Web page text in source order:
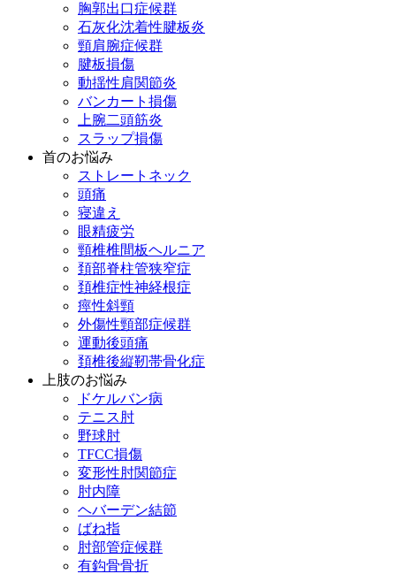
胸郭出口症候群
石灰化沈着性腱板炎
頸肩腕症候群
腱板損傷
動揺性肩関節炎
バンカート損傷
上腕二頭筋炎
スラップ損傷
首のお悩み
ストレートネック
頭痛
寝違え
眼精疲労
頸椎椎間板ヘルニア
頚部脊柱管狭窄症
頚椎症性神経根症
痙性斜頸
外傷性頸部症候群
運動後頭痛
頚椎後縦靭帯骨化症
上肢のお悩み
ドケルバン病
テニス肘
野球肘
TFCC損傷
変形性肘関節症
肘内障
ヘバーデン結節
ばね指
肘部管症候群
有鈎骨骨折